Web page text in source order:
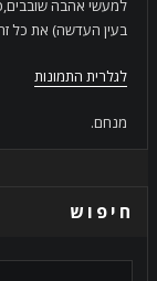
למעשי אהבה
בעין העדשה) את כל זה
לגלרית התמונות
מנחם.
חיפוש